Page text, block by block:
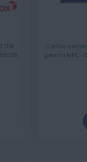
/
Cartus
pentru MFC-